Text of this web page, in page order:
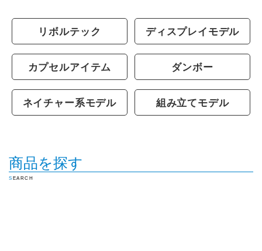
リボルテック ディスプレイモデル
カプセルアイテム ダンボー
ネイチャー系モデル 組み立てモデル
商品を探す
SEARCH